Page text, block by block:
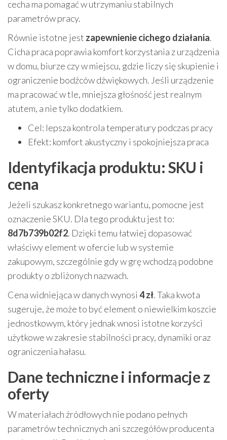
cecha ma pomagać w utrzymaniu stabilnych
parametrów pracy.
Równie istotne jest zapewnienie cichego działania.
Cicha praca poprawia komfort korzystania z urządzenia
w domu, biurze czy w miejscu, gdzie liczy się skupienie i
ograniczenie bodźców dźwiękowych. Jeśli urządzenie
ma pracować w tle, mniejsza głośność jest realnym
atutem, a nie tylko dodatkiem.
Cel: lepsza kontrola temperatury podczas pracy
Efekt: komfort akustyczny i spokojniejsza praca
Identyfikacja produktu: SKU i
cena
Jeżeli szukasz konkretnego wariantu, pomocne jest
oznaczenie SKU. Dla tego produktu jest to:
8d7b739b02f2. Dzięki temu łatwiej dopasować
właściwy element w ofercie lub w systemie
zakupowym, szczególnie gdy w grę wchodzą podobne
produkty o zbliżonych nazwach.
Cena widniejąca w danych wynosi 4 zł. Taka kwota
sugeruje, że może to być element o niewielkim koszcie
jednostkowym, który jednak wnosi istotne korzyści
użytkowe w zakresie stabilności pracy, dynamiki oraz
ograniczenia hałasu.
Dane techniczne i informacje z
oferty
W materiałach źródłowych nie podano pełnych
parametrów technicznych ani szczegółów producenta